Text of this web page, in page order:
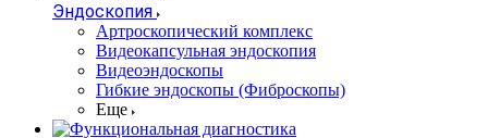
Эндоскопия
Артроскопический комплекс
Видеокапсульная эндоскопия
Видеоэндоскопы
Гибкие эндоскопы (Фиброcкопы)
Еще